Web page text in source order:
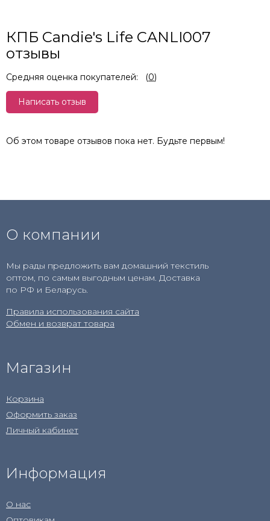
КПБ Candie's Life CANLI007
отзывы
Средняя оценка покупателей: (0)
Написать отзыв
Об этом товаре отзывов пока нет. Будьте первым!
О компании
Мы рады предложить вам домашний текстиль
оптом, по самым выгодным ценам. Доставка
по РФ и Беларусь.
Правила использования сайта
Обмен и возврат товара
Магазин
Корзина
Оформить заказ
Личный кабинет
Информация
О нас